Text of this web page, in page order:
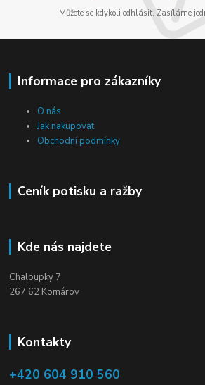
Můžete se kdykoli odhlásit. Zasíláme
Informace pro zákazníky
O nás
Jak nakupovat
Obchodní podmínky
Ceník potisku a ražby
Kde nás najdete
Chaloupky 7
267 62 Komárov
Kontakty
+420 604 910 560